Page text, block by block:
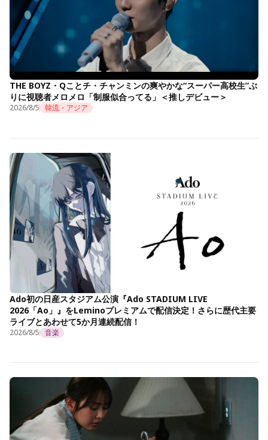
THE BOYZ・Qことチ・チャンミンの爽やかな“スーパー高校生”ぶ
りに視聴者メロメロ「制服似合ってる」＜推しデビュー＞
2026/8/5 韓流・アジア
Ado初の日産スタジアム公演『Ado STADIUM LIVE
2026「Ao」』をLeminoプレミアムで配信決定！さらに歴代主要
ライブとあわせて5か月連続配信！
2026/8/5 音楽